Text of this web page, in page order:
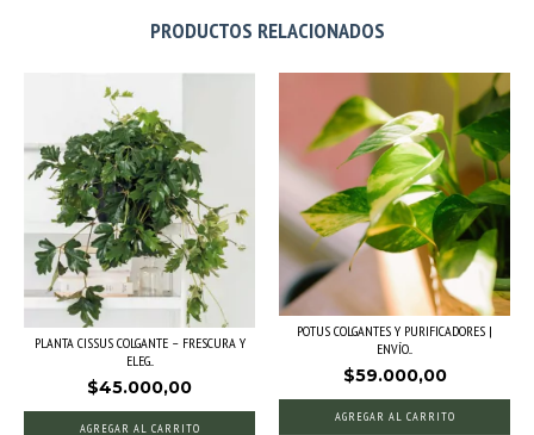
PRODUCTOS RELACIONADOS
PLANTA CISSUS COLGANTE – FRESCURA Y
ELEG...
$45.000,00
POTUS COLGANTES Y PURIFICADORES |
ENVÍO...
$59.000,00
AGREGAR AL CARRITO